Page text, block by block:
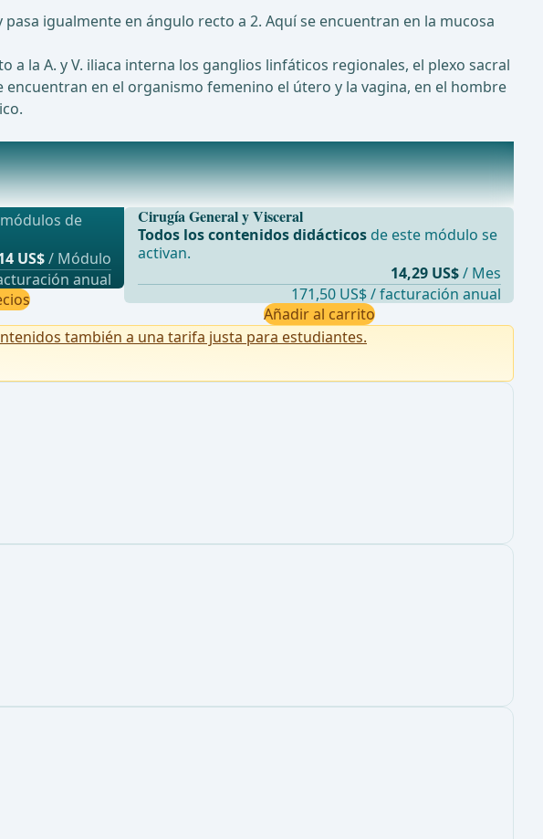
igualmente en ángulo recto a 2. Aquí se encuentran en la mucosa
la A. y V. iliaca interna los ganglios linfáticos regionales, el plexo sacral
en el organismo femenino el útero y la vagina, en el hombre
de
US$/ Módulo
anual
Cirugía General y Visceral
Todos los contenidos didácticosde este módulo se
activan.
14,29 US$ / Mes
171,50 US$ / facturación anual
Añadir al carrito
también a una tarifa justa para estudiantes.